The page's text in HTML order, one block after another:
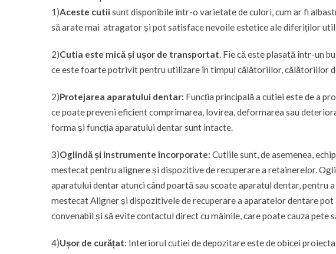
1)Aceste cutiisunt disponibile într-o varietate de culori, cum ar fi
să arate mai atragator și pot satisface nevoile estetice ale diferiților
2)Cutia este mică și ușor de transportat. Fie că este plasată într-un
ce este foarte potrivit pentru utilizare în timpul călătoriilor, călătoriilor
2)Protejarea aparatului dentar: Funcția principală a cutiei este de a
ce poate preveni eficient comprimarea, lovirea, deformarea sau
forma și funcția aparatului dentar sunt intacte.
3)Oglindă și instrumente încorporate: Cutiile sunt, de asemenea,
mestecat pentru alignere și dispozitive de recuperare a retainerelor.
aparatului dentar atunci când poartă sau scoate aparatul dentar, pentru
mestecat Aligner și dispozitivele de recuperare a aparatelor dentare
convenabil și să evite contactul direct cu mâinile, care poate cauza pete
4)Ușor de curățat: Interiorul cutiei de depozitare este de obicei